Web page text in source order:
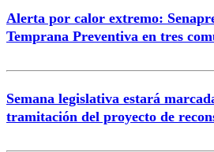
Alerta por calor extremo:
Temprana Preventiva en tres
Semana legislativa estará
tramitación del proyecto de